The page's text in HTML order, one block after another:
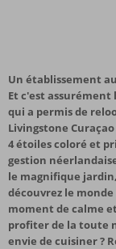
Un établissement
Et c'est
qui a permis de
Livingstone
4 étoiles coloré et
gestion
le magnifique
découvrez le
moment de calme
profiter de la toute
envie de cuisiner ?